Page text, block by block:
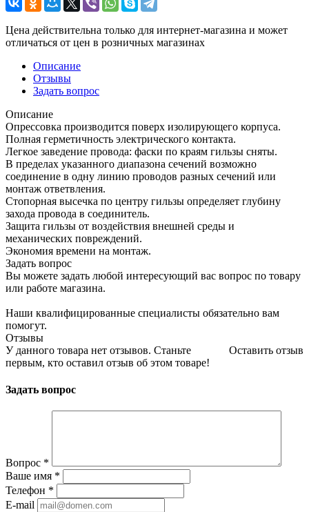
Цена действительна только для интернет-магазина и может
отличаться от цен в розничных магазинах
Описание
Отзывы
Задать вопрос
Описание
Опрессовка производится поверх изолирующего корпуса.
Полная герметичность электрического контакта.
Легкое заведение провода: фаски по краям гильзы сняты.
В пределах указанного диапазона сечений возможно
соединение в одну линию проводов разных сечений или
монтаж ответвления.
Стопорная высечка по центру гильзы определяет глубину
захода провода в соединитель.
Защита гильзы от воздействия внешней среды и
механических повреждений.
Экономия времени на монтаж.
Задать вопрос
Вы можете задать любой интересующий вас вопрос по товару
или работе магазина.
Наши квалифицированные специалисты обязательно вам
помогут.
Отзывы
Оставить отзыв
У данного товара нет отзывов. Станьте
первым, кто оставил отзыв об этом товаре!
Задать вопрос
Вопрос *
Ваше имя *
Телефон *
E-mail